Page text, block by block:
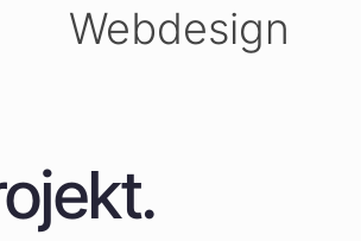
Webdesign